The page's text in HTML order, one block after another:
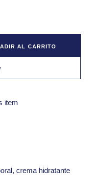
AL CARRITO
item
, crema hidratante